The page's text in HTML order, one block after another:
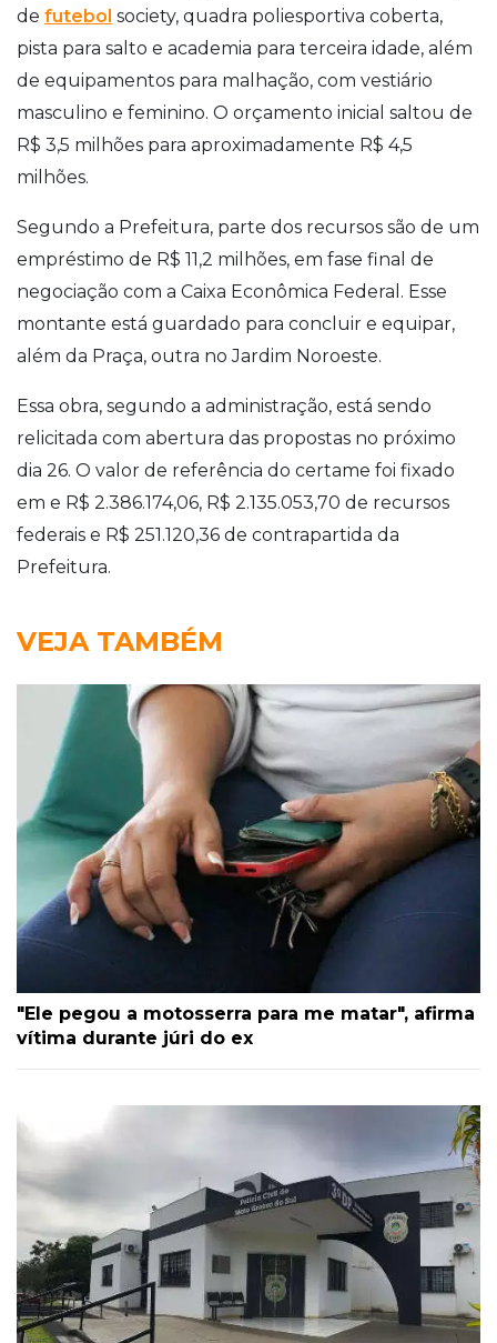
de futebol society, quadra poliesportiva coberta,
pista para salto e academia para terceira idade, além
de equipamentos para malhação, com vestiário
masculino e feminino. O orçamento inicial saltou de
R$ 3,5 milhões para aproximadamente R$ 4,5
milhões.
Segundo a Prefeitura, parte dos recursos são de um
empréstimo de R$ 11,2 milhões, em fase final de
negociação com a Caixa Econômica Federal. Esse
montante está guardado para concluir e equipar,
além da Praça, outra no Jardim Noroeste.
Essa obra, segundo a administração, está sendo
relicitada com abertura das propostas no próximo
dia 26. O valor de referência do certame foi fixado
em e R$ 2.386.174,06, R$ 2.135.053,70 de recursos
federais e R$ 251.120,36 de contrapartida da
Prefeitura.
VEJA TAMBÉM
"Ele pegou a motosserra para me matar", afirma
vítima durante júri do ex